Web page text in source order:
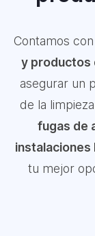
Contamos con
y productos
asegurar un
de la
fugas de
instalaciones
tu mejor